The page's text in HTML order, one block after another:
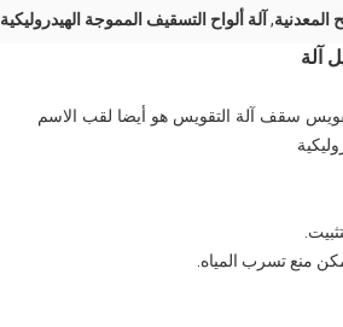
المعدنية, آلة ألواح التسقيف المموجة الهيدروليكية
آلة
سقف آلة التقويس هو أيضا لقب الاسم
منع تسرب المياه.